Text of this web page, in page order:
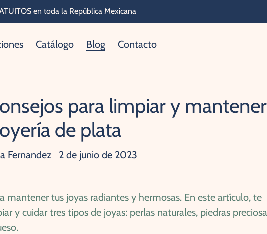
en toda la República Mexicana
Catálogo Blog Contacto
para limpiar y mantener
de plata
Fernandez 2 de junio de 2023
mantener tus joyas radiantes y hermosas. En este artículo, te
y cuidar tres tipos de joyas: perlas naturales, piedras